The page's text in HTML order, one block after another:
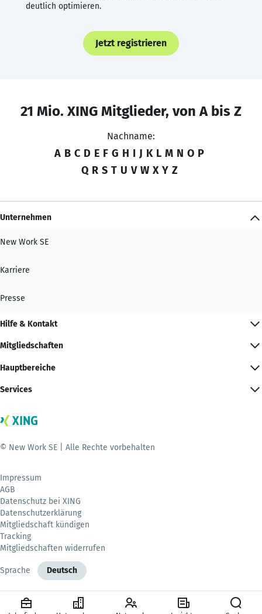
deutlich optimieren.
Jetzt registrieren
21 Mio. XING Mitglieder, von A bis Z
Nachname:
A B C D E F G H I J K L M N O P
Q R S T U V W X Y Z
Unternehmen
New Work SE
Karriere
Presse
Hilfe & Kontakt
Mitgliedschaften
Hauptbereiche
Services
© New Work SE | Alle Rechte vorbehalten
Impressum
AGB
Datenschutz bei XING
Datenschutzerklärung
Mitgliedschaft kündigen
Tracking
Mitgliedschaften widerrufen
Sprache Deutsch